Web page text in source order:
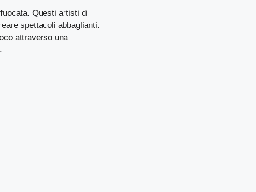
Questi artisti di
spettacoli abbaglianti.
attraverso una